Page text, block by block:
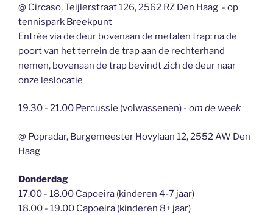
@ Circaso, Teijlerstraat 126, 2562 RZ Den Haag - op
tennispark Breekpunt
Entrée via de deur bovenaan de metalen trap: na de
poort van het terrein de trap aan de rechterhand
nemen, bovenaan de trap bevindt zich de deur naar
onze leslocatie
19.30 - 21.00 Percussie (volwassenen) - om de week
@ Popradar, Burgemeester Hovylaan 12, 2552 AW Den
Haag
Donderdag
17.00 - 18.00 Capoeira (kinderen 4-7 jaar)
18.00 - 19.00 Capoeira (kinderen 8+ jaar)